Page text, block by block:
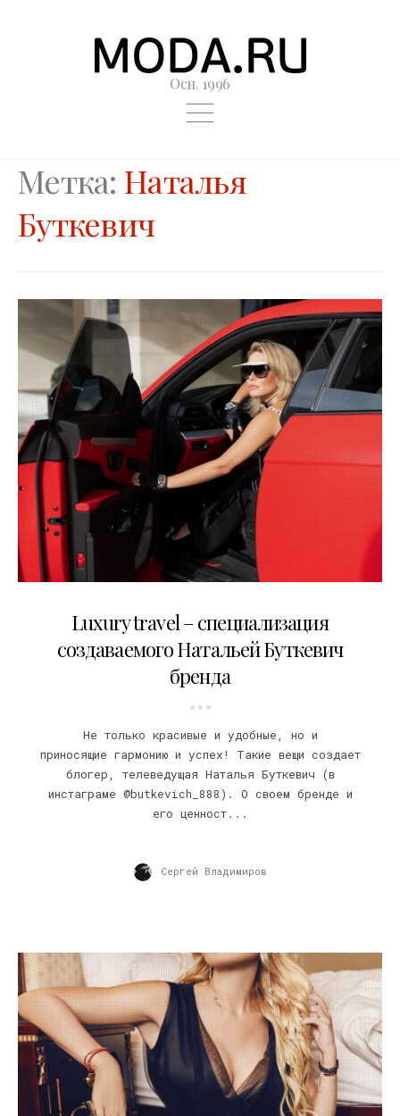
Осн. 1996
Метка: Наталья
Буткевич
Luxury travel – специализация
создаваемого Натальей Буткевич
бренда
Не только красивые и удобные, но и
приносящие гармонию и успех! Такие вещи создает
блогер, телеведущая Наталья Буткевич (в
инстаграме @butkevich_888). О своем бренде и
его ценност...
Сергей Владимиров